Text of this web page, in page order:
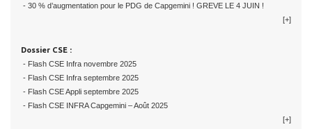
- 30 % d’augmentation pour le PDG de Capgemini ! GREVE LE 4 JUIN !
[+]
Dossier CSE :
- Flash CSE Infra novembre 2025
- Flash CSE Infra septembre 2025
- Flash CSE Appli septembre 2025
- Flash CSE INFRA Capgemini – Août 2025
[+]